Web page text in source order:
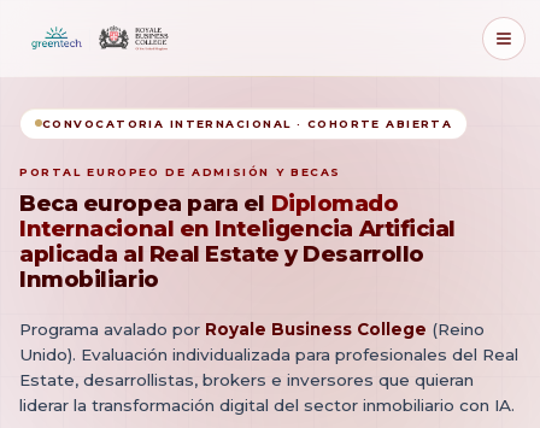
CONVOCATORIA INTERNACIONAL · COHORTE ABIERTA
PORTAL EUROPEO DE ADMISIÓN Y BECAS
Beca europea para el Diplomado
Internacional en Inteligencia Artificial
aplicada al Real Estate y Desarrollo
Inmobiliario
Programa avalado por Royale Business College (Reino
Unido). Evaluación individualizada para profesionales del Real
Estate, desarrollistas, brokers e inversores que quieran
liderar la transformación digital del sector inmobiliario con IA.